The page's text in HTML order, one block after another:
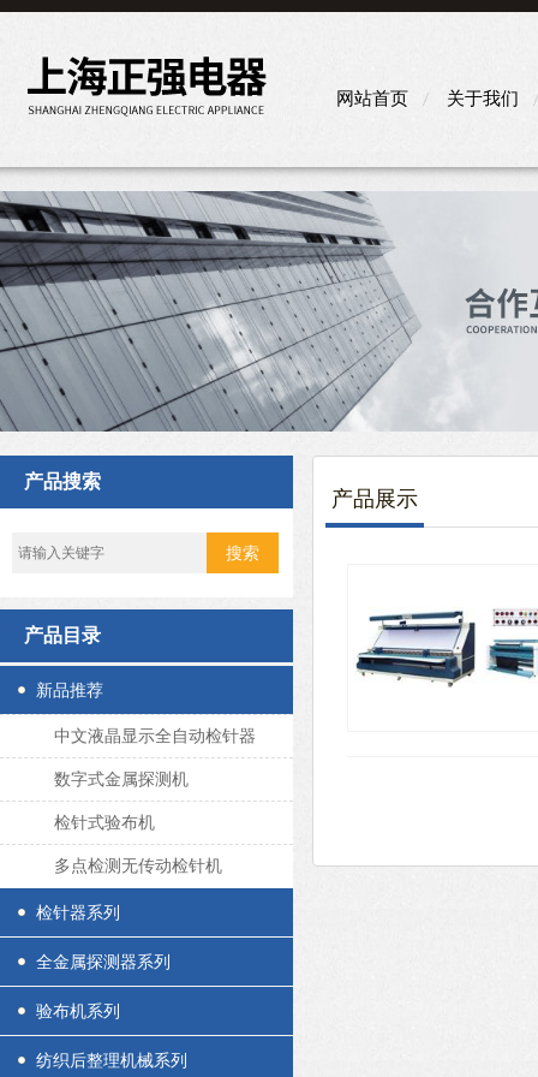
网站首页 关于我们
产品搜索
产品目录
新品推荐
中文液晶显示全自动检针器
数字式金属探测机
检针式验布机
多点检测无传动检针机
检针器系列
全金属探测器系列
验布机系列
纺织后整理机械系列
产品展示